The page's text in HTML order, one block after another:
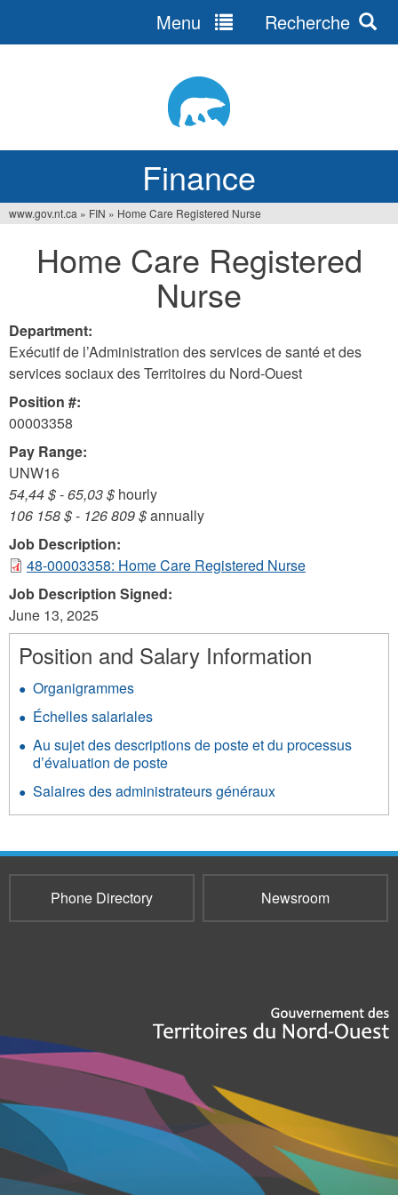
Finance
Menu Recherche
are
www.gov.nt.ca » FIN » Home Care Registered Nurse
Home Care Registered
Nurse
Department:
Exécutif de l’Administration des services de santé et des
services sociaux des Territoires du Nord-Ouest
Position #:
00003358
Pay Range:
UNW16
54,44 $-65,03 $ hourly
106 158 $- 126 809 $annually
Job Description:
48-00003358: Home Care Registered Nurse
Job Description Signed:
June 13, 2025
Position and Salary Information
Organigrammes
Échelles salariales
Au sujet des descriptions de poste et du processus
d’évaluation de poste
Salaires des administrateurs généraux
Phone Directory Newsroom